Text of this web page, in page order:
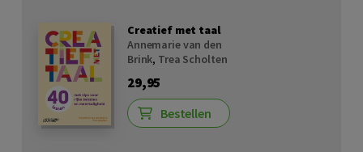
Creatief met taal
Annemarie van den
Brink, Trea Scholten
29,95
Bestellen